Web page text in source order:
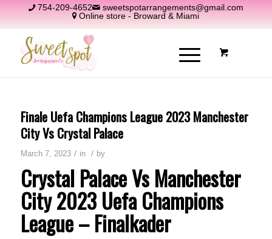
754-209-4652
sweetspotarrangements@gmail.com
Online store - Broward & Miami
Finale Uefa Champions League 2023 Manchester
City Vs Crystal Palace
March 7, 2023 / in / by
Crystal Palace Vs Manchester
City 2023 Uefa Champions
League – Finalkader